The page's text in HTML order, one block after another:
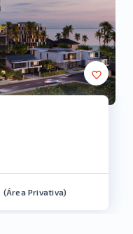
(Área Privativa)